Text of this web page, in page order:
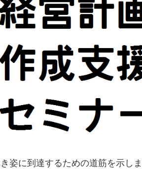
に到達するための道筋を示しま